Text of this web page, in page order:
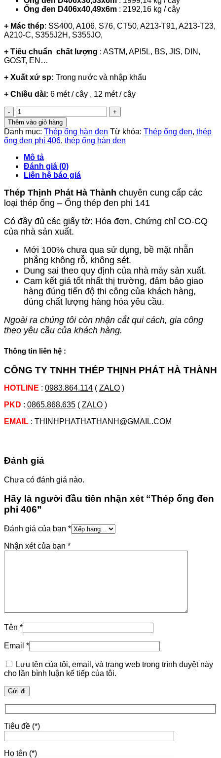
Ống đen D406x40,49x6m : 2192,16 kg / cây
+ Mác thép: SS400, A106, S76, CT50, A213-T91, A213-T23,
A210-C, S355J2H, S355JO,
+ Tiêu chuẩn chất lượng : ASTM, API5L, BS, JIS, DIN,
GOST, EN…
+ Xuất xứ sp: Trong nước và nhập khẩu
+ Chiều dài: 6 mét / cây , 12 mét / cây
Thép
ống
đen
phi
406
số
lượng
Thêm vào giỏ hàng
Danh mục: Thép ống hàn đen Từ khóa: Thép ống đen, thép
ống đen phi 406, thép ống hàn đen
Mô tả
Đánh giá (0)
Liên hệ báo giá
Thép Thịnh Phát Hà Thành chuyên cung cấp các
loại thép ống – Ống thép đen phi 141
Có đầy đủ các giấy tờ: Hóa đơn, Chứng chỉ CO-CQ
của nhà sản xuất.
Mới 100% chưa qua sử dụng, bề mặt nhẵn
phẳng không rỗ, không sét.
Dung sai theo quy định của nhà máy sản xuất.
Cam kết giá tốt nhất thị trường, đảm bảo giao
hàng đúng tiến độ thi công của khách hàng,
đúng chất lượng hàng hóa yêu cầu.
Ngoài ra chúng tôi còn nhận cắt qui cách, gia công
theo yêu cầu của khách hàng.
Thông tin liên hệ :
CÔNG TY TNHH THÉP THỊNH PHÁT HÀ THÀNH
HOTLINE : 0983.864.114 ( ZALO )
PKD : 0865.868.635 ( ZALO )
EMAIL : THINHPHATHATHANH@GMAIL.COM
Đánh giá
Chưa có đánh giá nào.
Hãy là người đầu tiên nhận xét “Thép ống đen
phi 406”
Đánh giá của bạn *
Nhận xét của bạn *
Tên *
Email *
Lưu tên của tôi, email, và trang web trong trình duyệt này
cho lần bình luận kế tiếp của tôi.
Tiêu đề (*)
Họ tên (*)